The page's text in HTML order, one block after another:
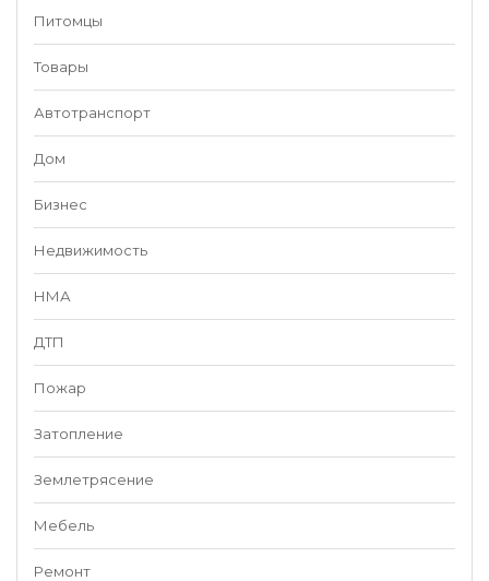
Питомцы
Товары
Автотранспорт
Дом
Бизнес
Недвижимость
НМА
ДТП
Пожар
Затопление
Землетрясение
Мебель
Ремонт